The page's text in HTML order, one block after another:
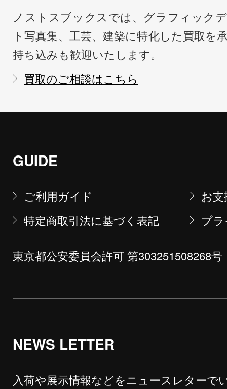
ノストスブックスでは、グラフィック
ト写真集、工芸、建築に特化した買取を
持ち込みも歓迎いたします。
買取のご相談はこちら
GUIDE
ご利用ガイド
お
特定商取引法に基づく表記
プ
東京都公安委員会許可 第303251508268号
NEWS LETTER
入荷や展示情報などをニュースレターで